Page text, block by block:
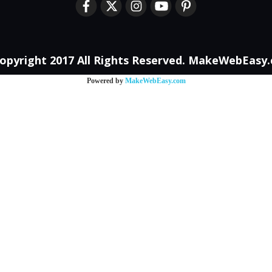
2017 All Rights Reserved.
Powered by MakeWebEasy.com